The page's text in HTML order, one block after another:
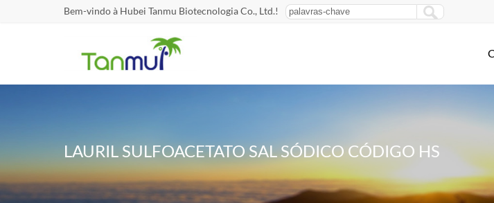
Bem-vindo à Hubei Tanmu Biotecnologia Co., Ltd.!
LAURIL SULFOACETATO SAL SÓDICO CÓDIGO HS